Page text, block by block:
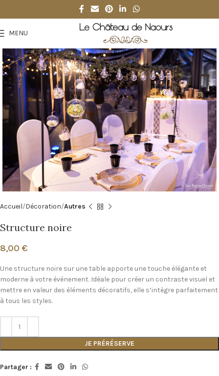
MENU
Accueil Décoration Autres
Structure noire
8,00 €
Une structure noire sur une table apporte une touche élégante et
moderne à votre événement. Idéale pour créer un contraste visuel et
mettre en valeur des éléments décoratifs, elle s’intègre parfaitement
à tous les styles.
JE PRÉRÉSERVE
Partager :